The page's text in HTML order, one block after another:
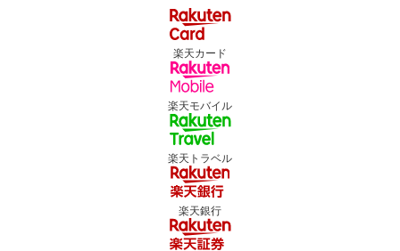
楽天カード
楽天モバイル
楽天トラベル
楽天銀行